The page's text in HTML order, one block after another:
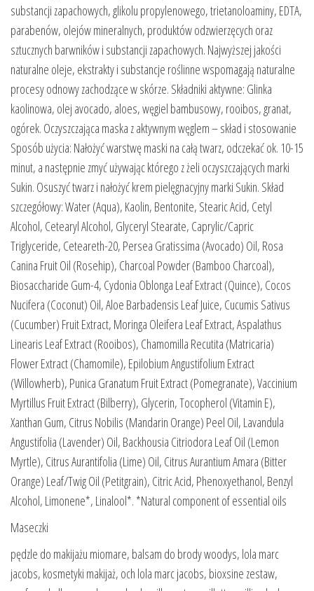
substancji zapachowych, glikolu propylenowego, trietanoloaminy, EDTA,
parabenów, olejów mineralnych, produktów odzwierzęcych oraz
sztucznych barwników i substancji zapachowych. Najwyższej jakości
naturalne oleje, ekstrakty i substancje roślinne wspomagają naturalne
procesy odnowy zachodzące w skórze. Składniki aktywne: Glinka
kaolinowa, olej avocado, aloes, węgiel bambusowy, rooibos, granat,
ogórek. Oczyszczająca maska z aktywnym węglem – skład i stosowanie
Sposób użycia: Nałożyć warstwę maski na całą twarz, odczekać ok. 10-15
minut, a następnie zmyć używając którego z żeli oczyszczających marki
Sukin. Osuszyć twarz i nałożyć krem pielęgnacyjny marki Sukin. Skład
szczegółowy: Water (Aqua), Kaolin, Bentonite, Stearic Acid, Cetyl
Alcohol, Cetearyl Alcohol, Glyceryl Stearate, Caprylic/Capric
Triglyceride, Ceteareth-20, Persea Gratissima (Avocado) Oil, Rosa
Canina Fruit Oil (Rosehip), Charcoal Powder (Bamboo Charcoal),
Biosaccharide Gum-4, Cydonia Oblonga Leaf Extract (Quince), Cocos
Nucifera (Coconut) Oil, Aloe Barbadensis Leaf Juice, Cucumis Sativus
(Cucumber) Fruit Extract, Moringa Oleifera Leaf Extract, Aspalathus
Linearis Leaf Extract (Rooibos), Chamomilla Recutita (Matricaria)
Flower Extract (Chamomile), Epilobium Angustifolium Extract
(Willowherb), Punica Granatum Fruit Extract (Pomegranate), Vaccinium
Myrtillus Fruit Extract (Bilberry), Glycerin, Tocopherol (Vitamin E),
Xanthan Gum, Citrus Nobilis (Mandarin Orange) Peel Oil, Lavandula
Angustifolia (Lavender) Oil, Backhousia Citriodora Leaf Oil (Lemon
Myrtle), Citrus Aurantifolia (Lime) Oil, Citrus Aurantium Amara (Bitter
Orange) Leaf/Twig Oil (Petitgrain), Citric Acid, Phenoxyethanol, Benzyl
Alcohol, Limonene*, Linalool*. *Natural component of essential oils
Maseczki
pędzle do makijażu miomare, balsam do brody woodys, lola marc
jacobs, kosmetyki makijaż, och lola marc jacobs, bioxsine zestaw,